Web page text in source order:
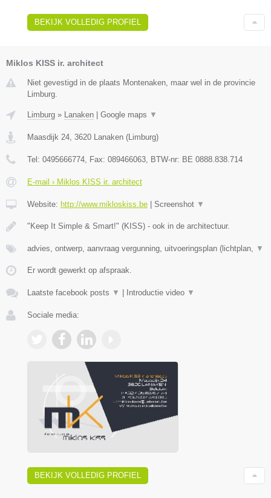
BEKIJK VOLLEDIG PROFIEL
Miklos KISS ir. architect
Niet gevestigd in de plaats Montenaken, maar wel in de provincie
Limburg.
Limburg » Lanaken Google maps ▼
Maasdijk 24, 3620 Lanaken (Limburg)
Tel: 0495666774, Fax: 089466063, BTW-nr: BE 0888.838.714
E-mail › Miklos KISS ir. architect
Website: http://www.mikloskiss.be Screenshot ▼
"Keep It Simple & Smart!" (KISS) - ook in de architectuur.
advies, ontwerp, aanvraag vergunning, uitvoeringsplan (lichtplan, ▼
Er wordt gewerkt op afspraak.
Laatste facebook posts ▼ Introductie video ▼
Sociale media:
BEKIJK VOLLEDIG PROFIEL